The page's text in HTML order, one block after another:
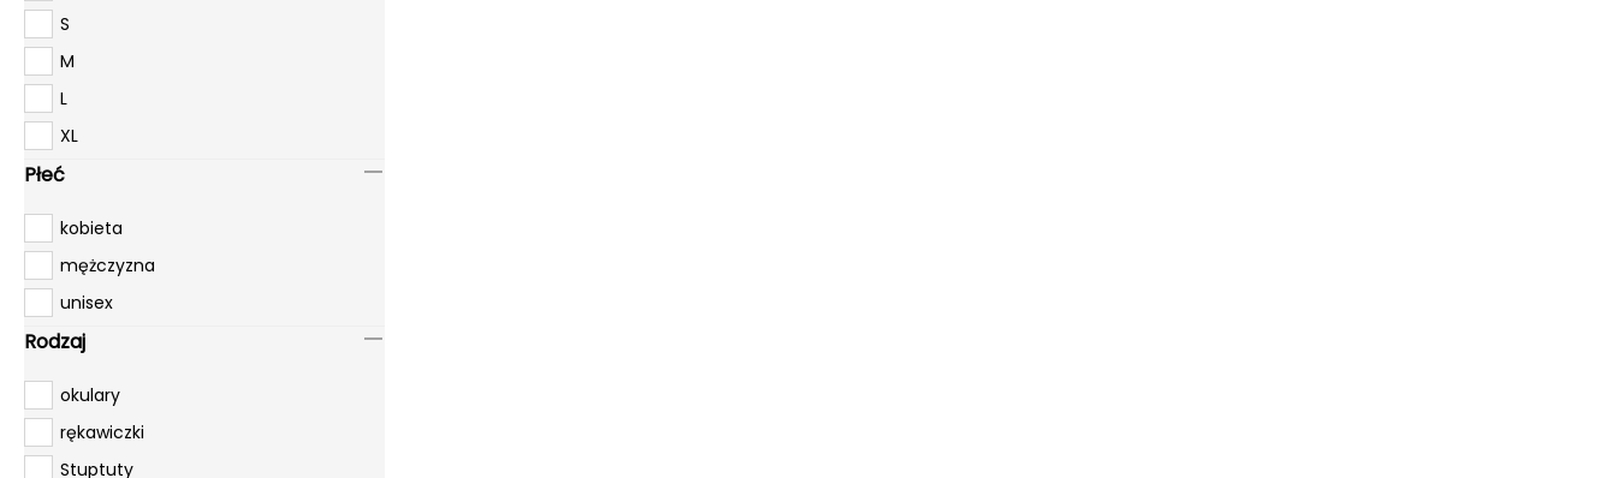
S
M
L
XL
Płeć
kobieta
mężczyzna
unisex
Rodzaj
okulary
rękawiczki
Stuptuty